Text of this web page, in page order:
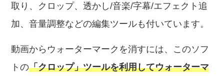
取り、クロップ、透かし/音楽/字幕/エフェクト追
加、音量調整などの編集ツールも付いています。
動画からウォーターマークを消すには、このソフ
トの「クロップ」ツールを利用してウォーターマ